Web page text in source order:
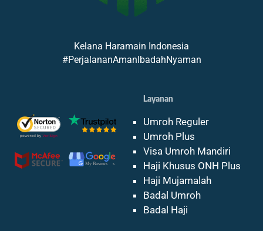
Kelana Haramain Indonesia
#PerjalananAmanIbadahNyaman
Layanan
Umroh Reguler
Umroh Plus
Visa Umroh Mandiri
Haji Khusus ONH Plus
Haji Mujamalah
Badal Umroh
Badal Haji